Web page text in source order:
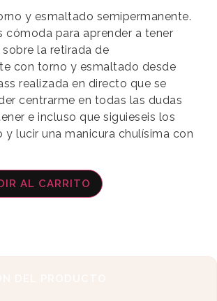
y esmaltado semipermanente.
cómoda para aprender a tener
la retirada de
con torno y esmaltado desde
realizada en directo que se
centrarme en todas las dudas
e incluso que siguieseis los
y lucir una manicura chulísima con
AL CARRITO